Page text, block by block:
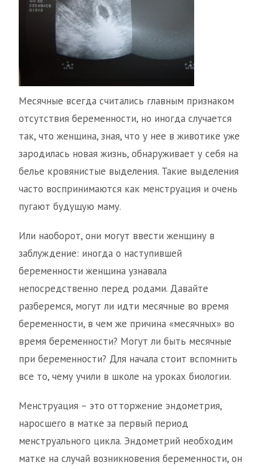
Месячные всегда считались главным признаком
отсутствия беременности, но иногда случается
так, что женщина, зная, что у нее в животике уже
зародилась новая жизнь, обнаруживает у себя на
белье кровянистые выделения. Такие выделения
часто воспринимаются как менструация и очень
пугают будущую маму.
Или наоборот, они могут ввести женщину в
заблуждение: иногда о наступившей
беременности женщина узнавала
непосредственно перед родами. Давайте
разберемся, могут ли идти месячные во время
беременности, в чем же причина «месячных» во
время беременности? Могут ли быть месячные
при беременности? Для начала стоит вспомнить
все то, чему учили в школе на уроках биологии.
Менструация – это отторжение эндометрия,
наросшего в матке за первый период
менструального цикла. Эндометрий необходим
матке на случай возникновения беременности, он